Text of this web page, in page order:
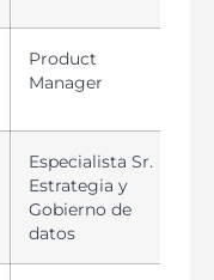
Product
Manager
Especialista Sr.
Estrategia y
Gobierno de
datos